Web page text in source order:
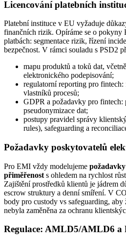
Licencování platebních
Platební instituce v EU vyžaduje
finančních rizik. Opíráme se o
platbách: segmentace rizik, řízení
bezpečnost. V rámci souladu s PSD2
mapu produktů a toků dat,
elektronického podepisování;
regulatorní reporting pro
vlastníků procesů;
GDPR a požadavky pro
pseudonymizace dat;
postupy pravidel správy
rules), safeguarding a
Požadavky poskytovatelů
Pro EMI vždy modelujeme
přiměřenost s ohledem na rychlost
Zajištění prostředků klientů je jádrem
escrow struktury a denní smíření. V
body pro custody vs safeguarding,
nebyla zaměněna za ochranu
Regulace: AMLD5/AMLD6 a